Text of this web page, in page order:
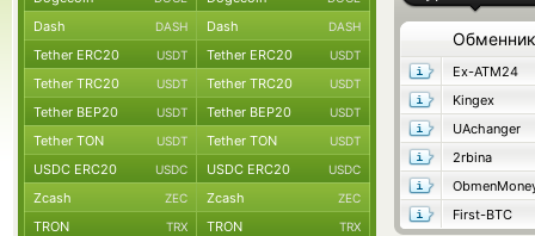
Обменник
Ex-ATM24
Kingex
UAchanger
2rbina
First-BTC
Dash DASH Dash DASH
Tether ERC20 USDT Tether ERC20 USDT
Tether TRC20 USDT Tether TRC20 USDT
Tether BEP20 USDT Tether BEP20 USDT
Tether TON USDT Tether TON USDT
USDC ERC20 USDC USDC ERC20 USDC
Zcash ZEC Zcash ZEC
TRON TRX TRON TRX